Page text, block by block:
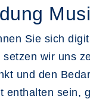
Sie sich
setzen wir uns
und den
enthalten sein,